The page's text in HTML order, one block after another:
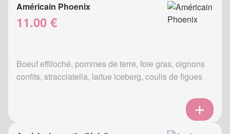
Américain Phoenix
11.00 €
Boeuf effiloché, pommes de terre, foie gras, oignons
confits, stracciatella, laitue iceberg, coulis de figues